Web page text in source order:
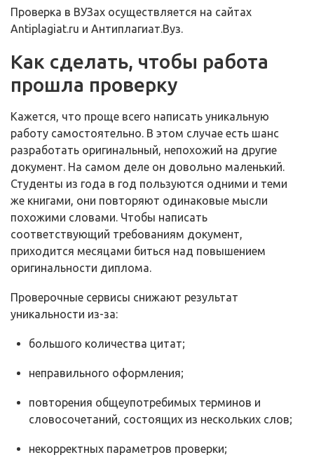
Проверка в ВУЗах осуществляется на сайтах
Antiplagiat.ru и Антиплагиат.Вуз.
Как сделать, чтобы работа
прошла проверку
Кажется, что проще всего написать уникальную
работу самостоятельно. В этом случае есть шанс
разработать оригинальный, непохожий на другие
документ. На самом деле он довольно маленький.
Студенты из года в год пользуются одними и теми
же книгами, они повторяют одинаковые мысли
похожими словами. Чтобы написать
соответствующий требованиям документ,
приходится месяцами биться над повышением
оригинальности диплома.
Проверочные сервисы снижают результат
уникальности из-за:
большого количества цитат;
неправильного оформления;
повторения общеупотребимых терминов и
словосочетаний, состоящих из нескольких слов;
некорректных параметров проверки;